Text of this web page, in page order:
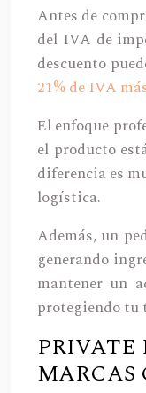
Antes de
del IVA de
descuento
21% de IVA
El enfoque
el producto
diferencia es
logística.
Además, un
generando
mantener un
protegiendo tu
PRIVATE
MARCAS